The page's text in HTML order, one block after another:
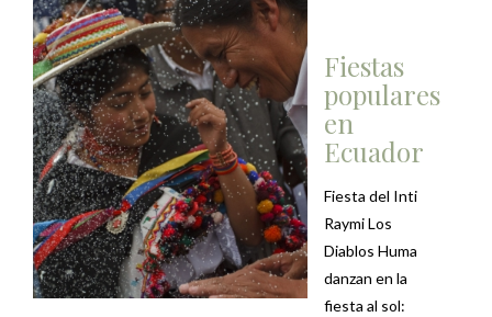
Fiestas
populares
en
Ecuador
Fiesta del Inti
Raymi Los
Diablos Huma
danzan en la
fiesta al sol: